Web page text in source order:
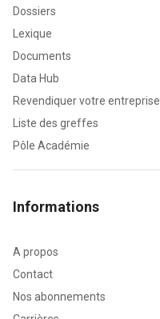
Dossiers
Lexique
Documents
Data Hub
Revendiquer votre entreprise
Liste des greffes
Pôle Académie
Informations
A propos
Contact
Nos abonnements